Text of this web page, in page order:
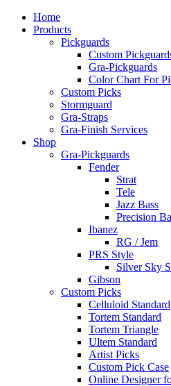
Home
Products
Pickguards
Custom
Gra-Pickguards
Color Chart For
Custom Picks
Stormguard
Gra-Straps
Gra-Finish Services
Shop
Gra-Pickguards
Fender
Strat
Tele
Jazz Bass
Precision
Ibanez
RG / Jem
PRS Style
Silver Sky
Gibson
Custom Picks
Celluloid Standard
Tortem Standard
Tortem Triangle
Ultem Standard
Artist Picks
Custom Pick Case
Online Designer